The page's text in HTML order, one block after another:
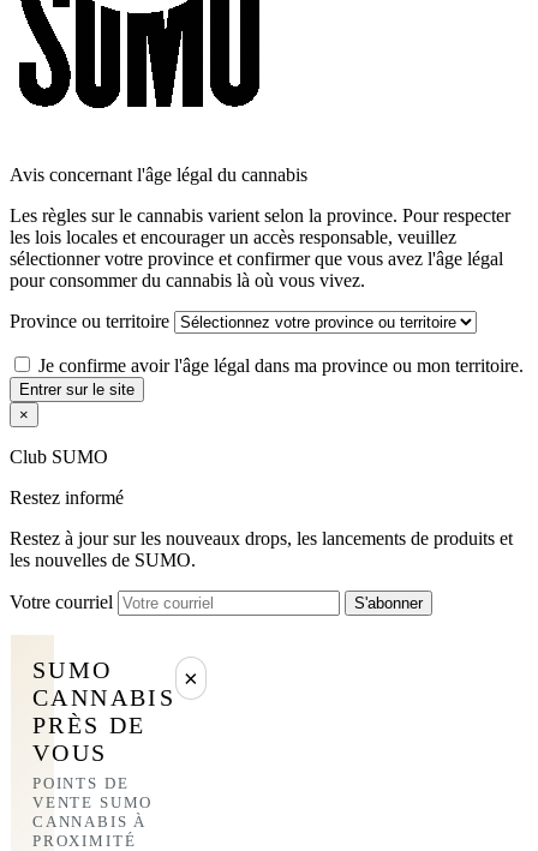
Avis concernant l'âge légal du cannabis
Les règles sur le cannabis varient selon la province. Pour respecter
les lois locales et encourager un accès responsable, veuillez
sélectionner votre province et confirmer que vous avez l'âge légal
pour consommer du cannabis là où vous vivez.
Province ou territoire
Je confirme avoir l'âge légal dans ma province ou mon territoire.
Entrer sur le site
×
Club SUMO
Restez informé
Restez à jour sur les nouveaux drops, les lancements de produits et
les nouvelles de SUMO.
Votre courriel S'abonner
SUMO
CANNABIS
PRÈS DE
VOUS
POINTS DE
VENTE SUMO
CANNABIS À
PROXIMITÉ
×